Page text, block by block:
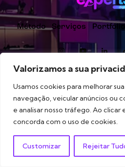
Valorizamos a sua
Usamos cookies para melhorar
navegação, veicular anúncios ou
e analisar nosso tráfego. Ao clicar
concorda com o uso de cookies.
Customizar Rejeitar
Método Serviços Portfólio
estrutura digital para marcas
direção.